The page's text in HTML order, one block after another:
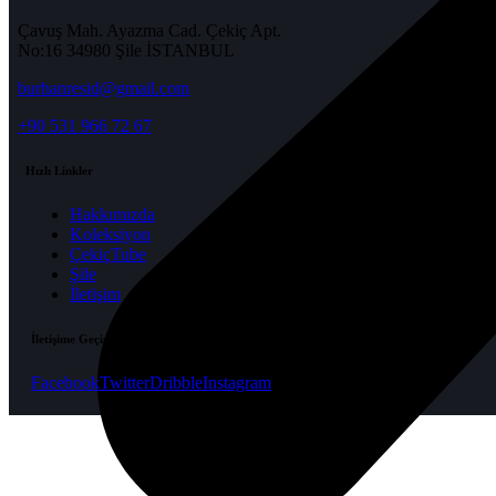
Çavuş Mah. Ayazma Cad. Çekiç Apt.
No:16 34980 Şile İSTANBUL
burhanresid@gmail.com
+90 531 966 72 67
Hızlı Linkler
Hakkımızda
Koleksiyon
ÇekiçTube
Şile
İletişim
İletişime Geçin
FacebookTwitterDribbleInstagram